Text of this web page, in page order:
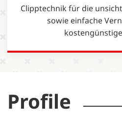
Clipptechnik für die
sowie einfache
Profile